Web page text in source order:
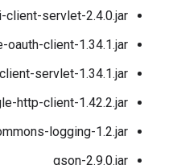
client-servlet-2.4.0.jar
oauth-client-1.34.1.jar
servlet-1.34.1.jar
http-client-1.42.2.jar
logging-1.2.jar
gson-2.9.0.jar